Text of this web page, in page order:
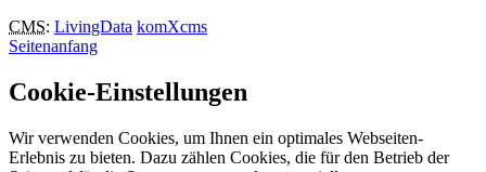
CMS: LivingData komXcms
Seitenanfang
Cookie-Einstellungen
Wir verwenden Cookies, um Ihnen ein optimales Webseiten-
Erlebnis zu bieten. Dazu zählen Cookies, die für den Betrieb der